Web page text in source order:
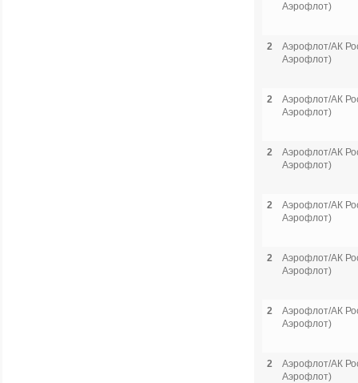
Аэрофлот)
2
Аэрофлот/АК
Аэрофлот)
2
Аэрофлот/АК
Аэрофлот)
2
Аэрофлот/АК
Аэрофлот)
2
Аэрофлот/АК
Аэрофлот)
2
Аэрофлот/АК
Аэрофлот)
2
Аэрофлот/АК
Аэрофлот)
2
Аэрофлот/АК
Аэрофлот)